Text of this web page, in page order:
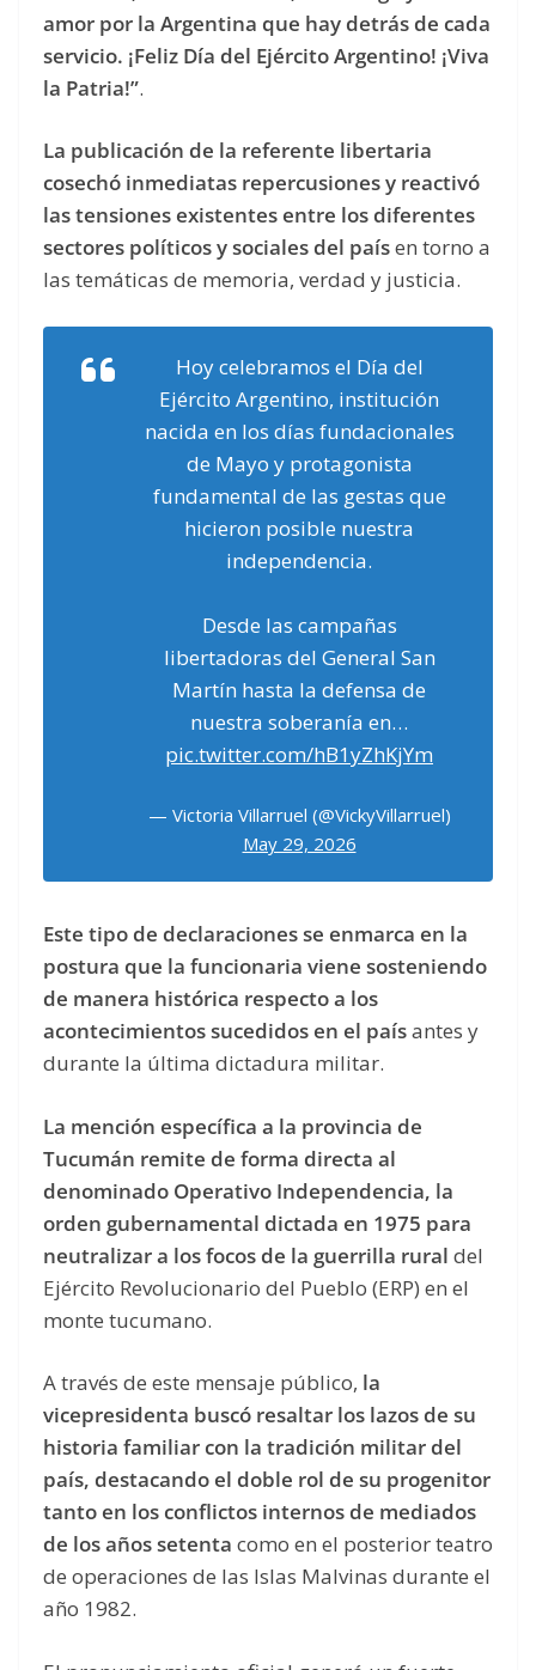
amor por la Argentina que hay detrás de cada
servicio. ¡Feliz Día del Ejército Argentino! ¡Viva
la Patria!”.
La publicación de la referente libertaria
cosechó inmediatas repercusiones y reactivó
las tensiones existentes entre los diferentes
sectores políticos y sociales del paísen torno a
las temáticas de memoria, verdad y justicia.
Hoy celebramos el Día del
Ejército Argentino, institución
nacida en los días fundacionales
de Mayo y protagonista
fundamental de las gestas que
hicieron posible nuestra
independencia.
Desde las campañas
libertadoras del General San
Martín hasta la defensa de
nuestra soberanía en…
pic.twitter.com/hB1yZhKjYm
— Victoria Villarruel (@VickyVillarruel)
May 29, 2026
Este tipo de declaraciones se enmarca en la
postura que la funcionaria viene sosteniendo
de manera histórica respecto a los
acontecimientos sucedidos en el paísantes y
durante la última dictadura militar.
La mención específica a la provincia de
Tucumán remite de forma directa al
denominado Operativo Independencia, la
orden gubernamental dictada en 1975 para
neutralizar a los focos de la guerrilla rural del
Ejército Revolucionario del Pueblo (ERP) en el
monte tucumano.
A través de este mensaje público, la
vicepresidenta buscó resaltar los lazos de su
historia familiar con la tradición militar del
país, destacando el doble rol de su progenitor
tanto en los conflictos internos de mediados
de los años setenta como en el posterior teatro
de operaciones de las Islas Malvinas durante el
año 1982.